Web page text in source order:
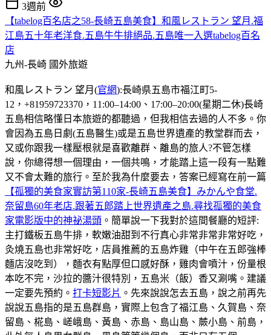
3週前
【tabelog百名店之58-長崎五島美食】和風レストラン 望月.福
江島五十年老洋食.五島牛牛排絕品.五島唯一入選tabelog百名
店
九州-長崎 國外旅遊
和風レストラン 望月(官網):長崎県五島市福江町5-
12，+81959723370，11:00–14:00、17:00–20:00(星期二休)長崎
五島相信略懂日本旅遊的都聽過，但我相信去過的人不多。你
會因為五島日劇(五島醫生)或是五島世界遺產的教堂群而去，
又或你跟我一樣壓根就是喜歡離群、離島的旅人?不管怎樣
說，你總得想一個理由，一個共鳴，才能踏上這一段有一點難
又不會太難的旅行。至於我為什麼要去，答案已經寫在前一篇
【孤獨的美食家實訪第110家-長崎五島美食】みかんや食堂.
奈留島60年老店.跟著五郎踏上世界遺產之島.尋找孤獨的美食
家電影版中的神祕湯頭 。簡單說一下我對於這間餐廳的短評:
主打鐵板五島牛排，軟嫩油甜到不行真心非常非常非常好吃，
灸燒五島也非常好吃，店員推薦的五島炸雞（中午在五郎強棒
麵店沒吃到），麵衣有點厚但口感好酥，雞肉會噴汁，份量根
本吃不完，沙拉的醬汁很特別，五島米（飯）香又涮嘴。建議
一定要先預約。 打卡短影片 。先來說說怎去五島，說之前再先
說說五島指的是五島群島，實際上包含了福江島、久賀島、奈
留島、椛島、嵯峨島、黃島、赤島、島山島、蕨小島、前島，